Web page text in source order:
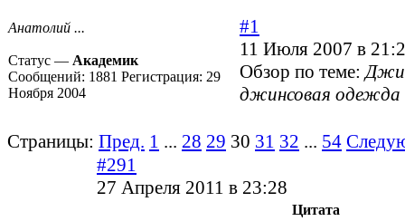
Анатолий ...
Статус — Академик
Сообщений: 1881 Регистрация: 29
Ноября 2004
#1
11 Июля 2007 в
Обзор по теме:
джинсовая одежда
Страницы: Пред. 1 ... 28 29 30 31 32 ... 54
#291
27 Апреля 2011 в 23:28
Цитата